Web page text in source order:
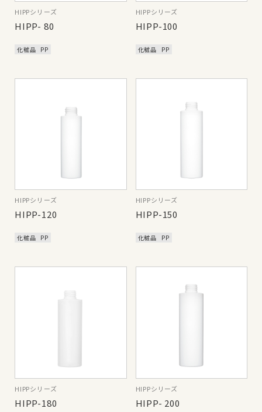
HIPPシリーズ
HIPP- 80
化粧品 PP
HIPPシリーズ
HIPP-100
化粧品 PP
HIPPシリーズ
HIPP-120
化粧品 PP
HIPPシリーズ
HIPP-150
化粧品 PP
HIPPシリーズ
HIPP-180
HIPPシリーズ
HIPP- 200